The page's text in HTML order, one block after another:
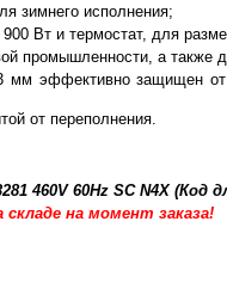
зимнего исполнения;
900 Вт и термостат, для
промышленности, а также
эффективно защищен от
от переполнения.
460V 60Hz SC N4X (Код
на момент заказа!‪